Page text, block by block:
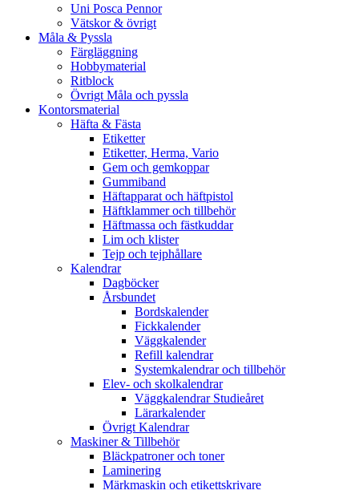
Uni Posca Pennor
Vätskor & övrigt
Måla & Pyssla
Färgläggning
Hobbymaterial
Ritblock
Övrigt Måla och pyssla
Kontorsmaterial
Häfta & Fästa
Etiketter
Etiketter, Herma, Vario
Gem och gemkoppar
Gummiband
Häftapparat och häftpistol
Häftklammer och tillbehör
Häftmassa och fästkuddar
Lim och klister
Tejp och tejphållare
Kalendrar
Dagböcker
Årsbundet
Bordskalender
Fickkalender
Väggkalender
Refill kalendrar
Systemkalendrar och tillbehör
Elev- och skolkalendrar
Väggkalendrar Studieåret
Lärarkalender
Övrigt Kalendrar
Maskiner & Tillbehör
Bläckpatroner och toner
Laminering
Märkmaskin och etikettskrivare